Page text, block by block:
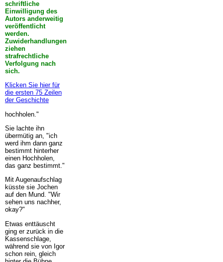
schriftliche
Einwilligung des
Autors anderweitig
veröffentlicht
werden.
Zuwiderhandlungen
ziehen
strafrechtliche
Verfolgung nach
sich.
Klicken Sie hier für
die ersten 75 Zeilen
der Geschichte
hochholen."
Sie lachte ihn
übermütig an, "ich
werd ihm dann ganz
bestimmt hinterher
einen Hochholen,
das ganz bestimmt."
Mit Augenaufschlag
küsste sie Jochen
auf den Mund. "Wir
sehen uns nachher,
okay?"
Etwas enttäuscht
ging er zurück in die
Kassenschlage,
während sie von Igor
schon rein, gleich